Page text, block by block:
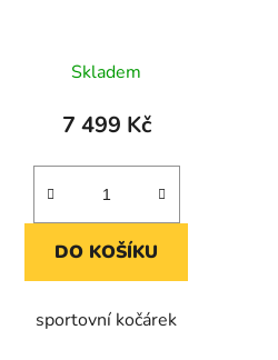
Skladem
7 499 Kč
DO KOŠÍKU
sportovní kočárek